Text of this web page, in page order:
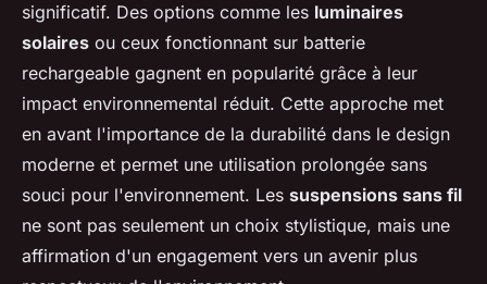
significatif. Des options comme les luminaires
solaires ou ceux fonctionnant sur batterie
rechargeable gagnent en popularité grâce à leur
impact environnemental réduit. Cette approche met
en avant l'importance de la durabilité dans le design
moderne et permet une utilisation prolongée sans
souci pour l'environnement. Les suspensions sans fil
ne sont pas seulement un choix stylistique, mais une
affirmation d'un engagement vers un avenir plus